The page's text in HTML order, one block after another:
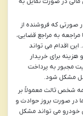
صورتی که فروشنده از
به مراجع قضایی،
این اقدام می تواند
برای خریدار
مجبور به پرداخت
مشکل شود.
شخص ثالث معمولاً بر
در صورت بروز حوادث و
خودرو می تواند مشکل